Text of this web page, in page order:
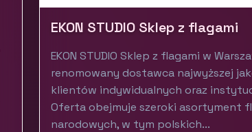
EKON STUDIO Sklep z flagami
EKON STUDIO Sklep z flagami w
renomowany dostawca najwyższej
klientów indywidualnych oraz
Oferta obejmuje szeroki asortyment
narodowych, w tym polskich...